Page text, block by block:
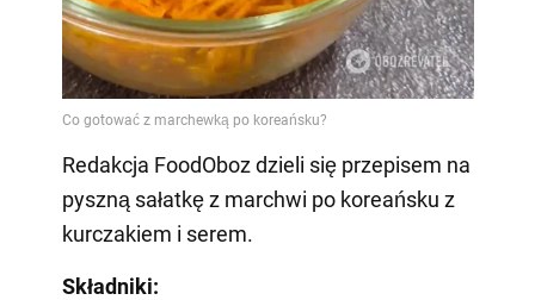
Redakcja FoodOboz dzieli się przepisem na
pyszną sałatkę z marchwi po koreańsku z
kurczakiem i serem.
Składniki: